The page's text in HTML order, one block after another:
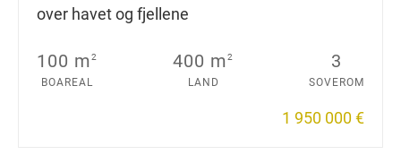
over havet og fjellene
100 m2
BOAREAL
400 m2
LAND
3
SOVEROM
1 950 000 €